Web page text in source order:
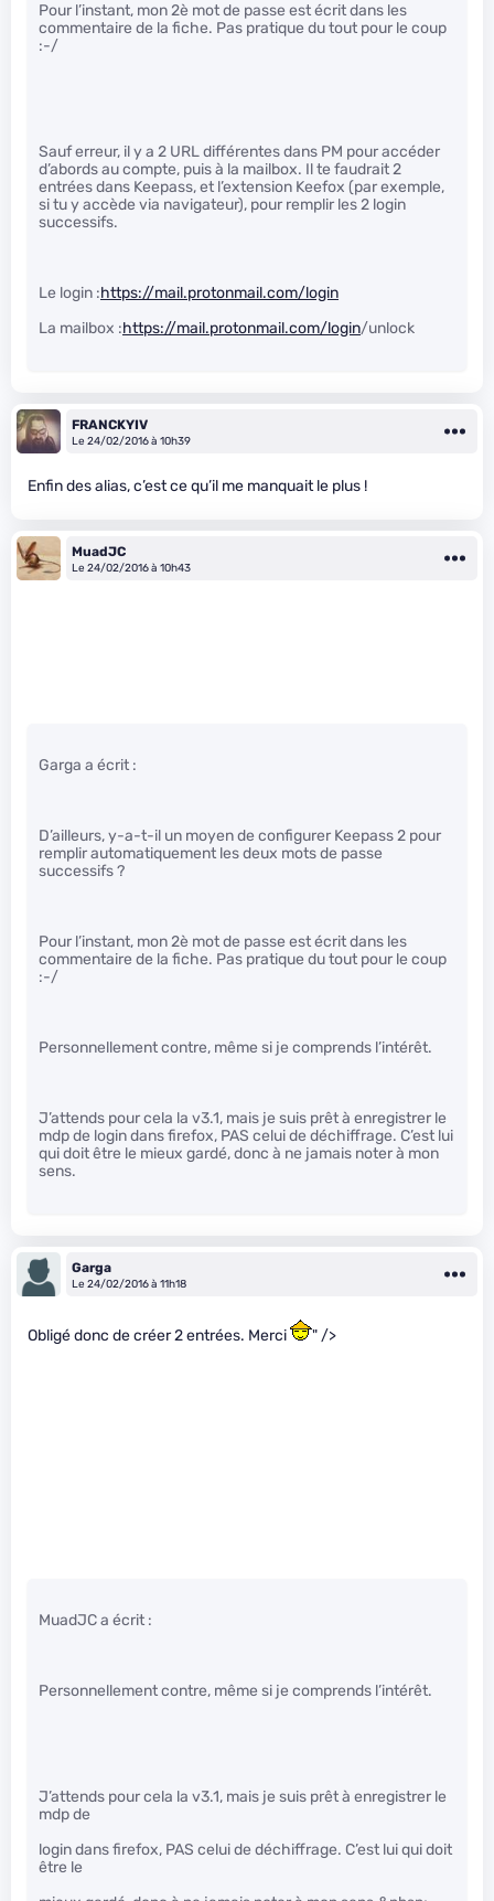
Pour l’instant, mon 2è mot de passe est écrit dans les
commentaire de la fiche. Pas pratique du tout pour le coup
:-/
Sauf erreur, il y a 2 URL différentes dans PM pour accéder
d’abords au compte, puis à la mailbox. Il te faudrait 2
entrées dans Keepass, et l’extension Keefox (par exemple,
si tu y accède via navigateur), pour remplir les 2 login
successifs.
Le login :https://mail.protonmail.com/login
La mailbox :https://mail.protonmail.com/login/unlock
FRANCKYIV
Le 24/02/2016 à 10h39
Enfin des alias, c’est ce qu’il me manquait le plus !
MuadJC
Le 24/02/2016 à 10h43
Garga a écrit :
D’ailleurs, y-a-t-il un moyen de configurer Keepass 2 pour
remplir automatiquement les deux mots de passe
successifs ?
Pour l’instant, mon 2è mot de passe est écrit dans les
commentaire de la fiche. Pas pratique du tout pour le coup
:-/
Personnellement contre, même si je comprends l’intérêt.
J’attends pour cela la v3.1, mais je suis prêt à enregistrer le
mdp de login dans firefox, PAS celui de déchiffrage. C’est lui
qui doit être le mieux gardé, donc à ne jamais noter à mon
sens.
Garga
Le 24/02/2016 à 11h18
Obligé donc de créer 2 entrées. Merci " />
MuadJC a écrit :
Personnellement contre, même si je comprends l’intérêt.
J’attends pour cela la v3.1, mais je suis prêt à enregistrer le
mdp de
login dans firefox, PAS celui de déchiffrage. C’est lui qui doit
être le